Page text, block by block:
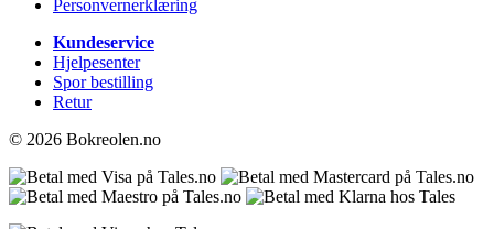
Personvernerklæring
Kundeservice
Hjelpesenter
Spor bestilling
Retur
© 2026 Bokreolen.no